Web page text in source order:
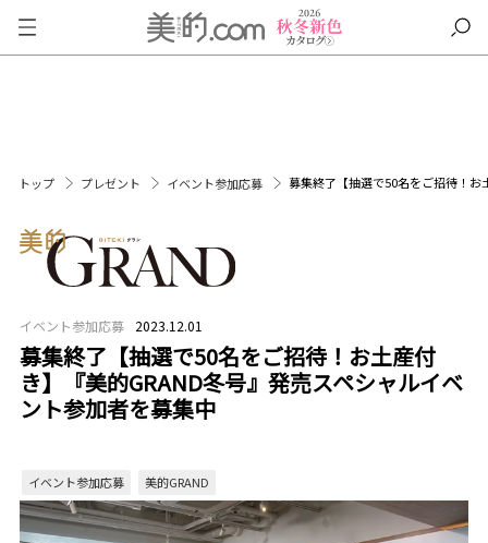
トップ プレゼント イベント参加応募 募集終了【抽選で50名をご招待！お
イベント参加応募 2023.12.01
募集終了【抽選で50名をご招待！お土産付
き】『美的GRAND冬号』発売スペシャルイベ
ント参加者を募集中
イベント参加応募 美的GRAND